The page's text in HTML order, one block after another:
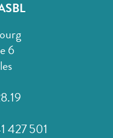
6
427 501